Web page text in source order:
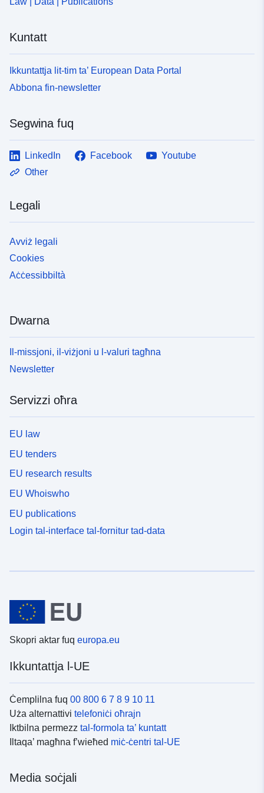
Kuntatt
Ikkuntattja lit-tim ta’ European Data Portal
Abbona fin-newsletter
Segwina fuq
LinkedIn Facebook
Youtube
Other
Legali
Avviż legali
Cookies
Aċċessibbiltà
Dwarna
Il-missjoni, il-viżjoni u l-valuri tagħna
Newsletter
Servizzi oħra
EU law
EU tenders
EU research results
EU Whoiswho
EU publications
Login tal-interface tal-fornitur tad-data
Skopri aktar fuq europa.eu
Ikkuntattja l-UE
Ċemplilna fuq 00 800 6 7 8 9 10 11
Uża alternattivi telefoniċi oħrajn
Iktbilna permezz tal-formola ta’ kuntatt
Iltaqa’ magħna f’wieħed miċ-ċentri tal-UE
Media soċjali